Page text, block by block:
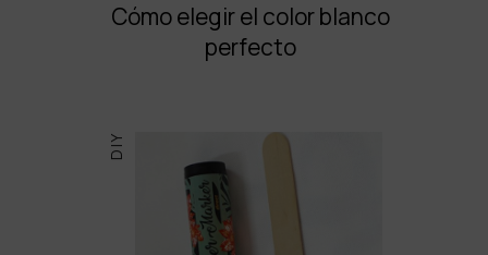
Cómo elegir el color blanco
perfecto
DIY